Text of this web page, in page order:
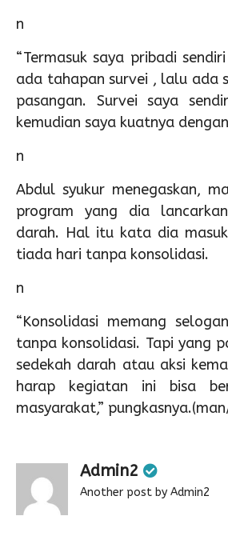
n
“Termasuk saya pribadi
ada tahapan survei , lalu ada
pasangan. Survei saya
kemudian saya kuatnya
n
Abdul syukur menegaskan,
program yang dia
darah. Hal itu kata dia
tiada hari tanpa konsolidasi.
n
“Konsolidasi memang
tanpa konsolidasi. Tapi yang
sedekah darah atau aksi
harap kegiatan ini bisa
masyarakat,”
Admin2
Another post by Admin2